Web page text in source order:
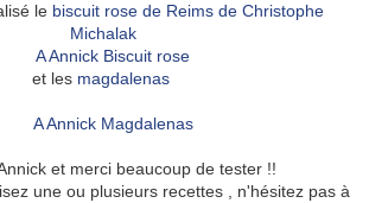
le biscuit rose de Reims de Christophe
Michalak
et les magdalenas
et merci beaucoup de tester !!
une ou plusieurs recettes , n'hésitez pas à